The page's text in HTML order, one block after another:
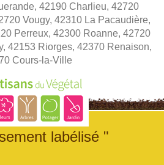
42190 Charlieu, 42720
Vougy, 42310 La Pacaudière,
Perreux, 42300 Roanne, 42720
42153 Riorges, 42370 Renaison,
Cours-la-Ville
labélisé "